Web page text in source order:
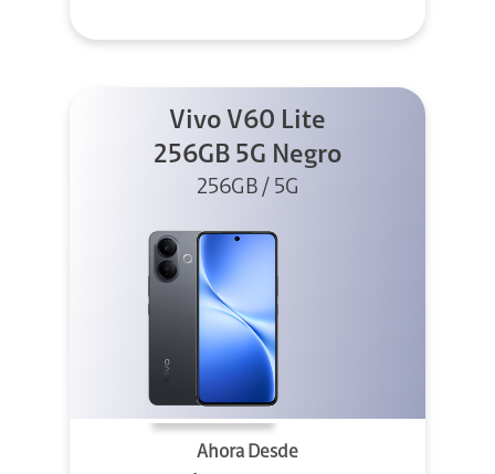
Vivo V60 Lite
256GB 5G Negro
256GB / 5G
Ahora Desde